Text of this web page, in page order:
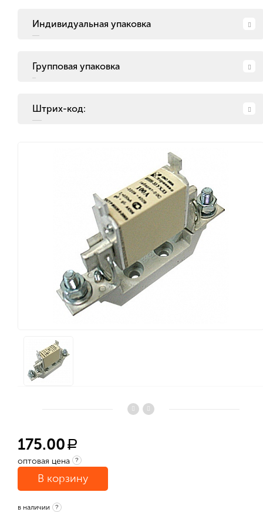
Индивидуальная упаковка
Групповая упаковка
Штрих-код:
175.00 a
оптовая цена ?
В корзину
в наличии ?